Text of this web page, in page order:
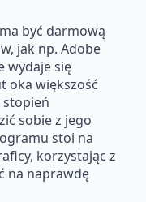
być darmową
jak np. Adobe
wydaje się
oka większość
stopień
sobie z jego
stoi na
korzystając z
na naprawdę